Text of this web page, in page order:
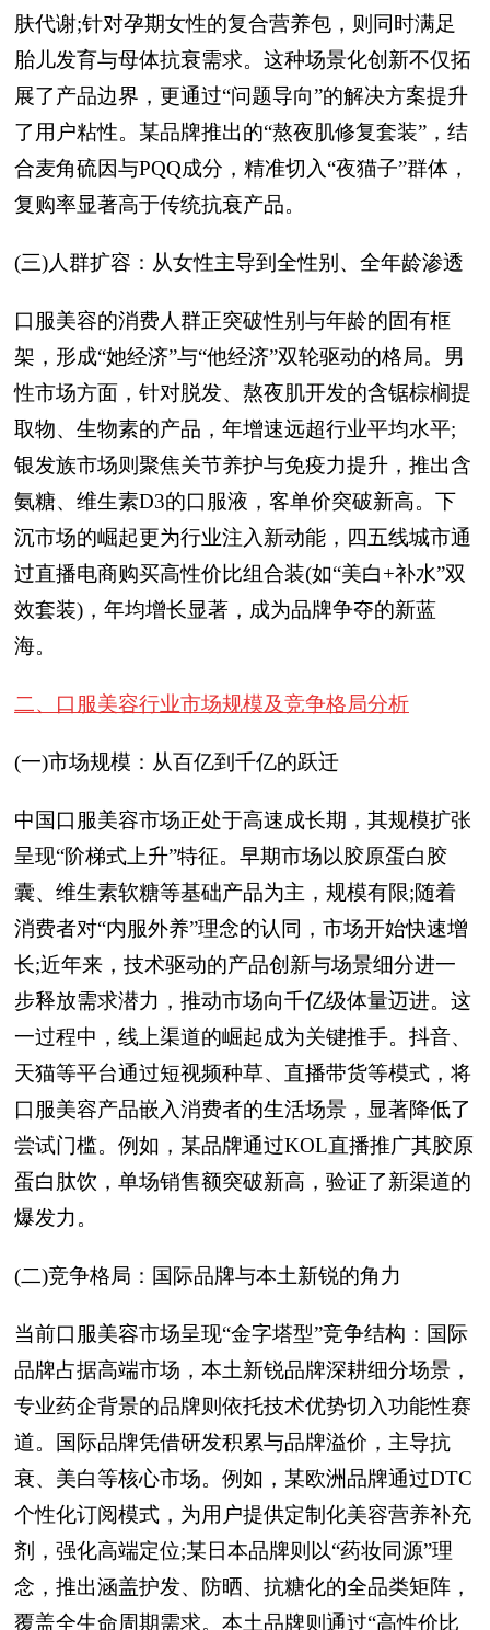
肤代谢;针对孕期女性的复合营养包，则同时满足
胎儿发育与母体抗衰需求。这种场景化创新不仅拓
展了产品边界，更通过“问题导向”的解决方案提升
了用户粘性。某品牌推出的“熬夜肌修复套装”，结
合麦角硫因与PQQ成分，精准切入“夜猫子”群体，
复购率显著高于传统抗衰产品。
(三)人群扩容：从女性主导到全性别、全年龄渗透
口服美容的消费人群正突破性别与年龄的固有框
架，形成“她经济”与“他经济”双轮驱动的格局。男
性市场方面，针对脱发、熬夜肌开发的含锯棕榈提
取物、生物素的产品，年增速远超行业平均水平;
银发族市场则聚焦关节养护与免疫力提升，推出含
氨糖、维生素D3的口服液，客单价突破新高。下
沉市场的崛起更为行业注入新动能，四五线城市通
过直播电商购买高性价比组合装(如“美白+补水”双
效套装)，年均增长显著，成为品牌争夺的新蓝
海。
二、口服美容行业市场规模及竞争格局分析
(一)市场规模：从百亿到千亿的跃迁
中国口服美容市场正处于高速成长期，其规模扩张
呈现“阶梯式上升”特征。早期市场以胶原蛋白胶
囊、维生素软糖等基础产品为主，规模有限;随着
消费者对“内服外养”理念的认同，市场开始快速增
长;近年来，技术驱动的产品创新与场景细分进一
步释放需求潜力，推动市场向千亿级体量迈进。这
一过程中，线上渠道的崛起成为关键推手。抖音、
天猫等平台通过短视频种草、直播带货等模式，将
口服美容产品嵌入消费者的生活场景，显著降低了
尝试门槛。例如，某品牌通过KOL直播推广其胶原
蛋白肽饮，单场销售额突破新高，验证了新渠道的
爆发力。
(二)竞争格局：国际品牌与本土新锐的角力
当前口服美容市场呈现“金字塔型”竞争结构：国际
品牌占据高端市场，本土新锐品牌深耕细分场景，
专业药企背景的品牌则依托技术优势切入功能性赛
道。国际品牌凭借研发积累与品牌溢价，主导抗
衰、美白等核心市场。例如，某欧洲品牌通过DTC
个性化订阅模式，为用户提供定制化美容营养补充
剂，强化高端定位;某日本品牌则以“药妆同源”理
念，推出涵盖护发、防晒、抗糖化的全品类矩阵，
覆盖全生命周期需求。本土品牌则通过“高性价比